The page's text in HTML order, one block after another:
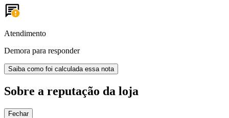
Atendimento
Demora para responder
Saiba como foi calculada essa nota
Sobre a reputação da loja
Fechar